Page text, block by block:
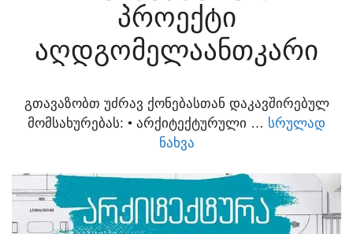
ᲞᲠᲝᲔᲥᲢᲘ
ᲐᲦᲓᲒᲝᲛᲔᲚᲐᲐᲜᲗᲙᲐᲠᲘ
ᲒᲗᲐᲕᲐᲖᲝᲑᲗ ᲣᲫᲠᲐᲕ ᲥᲝᲜᲔᲑᲐᲡᲗᲐᲜ ᲓᲐᲙᲐᲕᲨᲘᲠᲔᲑᲣᲚ
ᲛᲝᲛᲡᲐᲮᲣᲠᲔᲑᲐᲡ:​ • ᲐᲠᲥᲘᲢᲔᲥᲢᲣᲠᲣᲚᲘ … ᲡᲠᲣᲚᲐᲓ
ᲜᲐᲮᲕᲐ